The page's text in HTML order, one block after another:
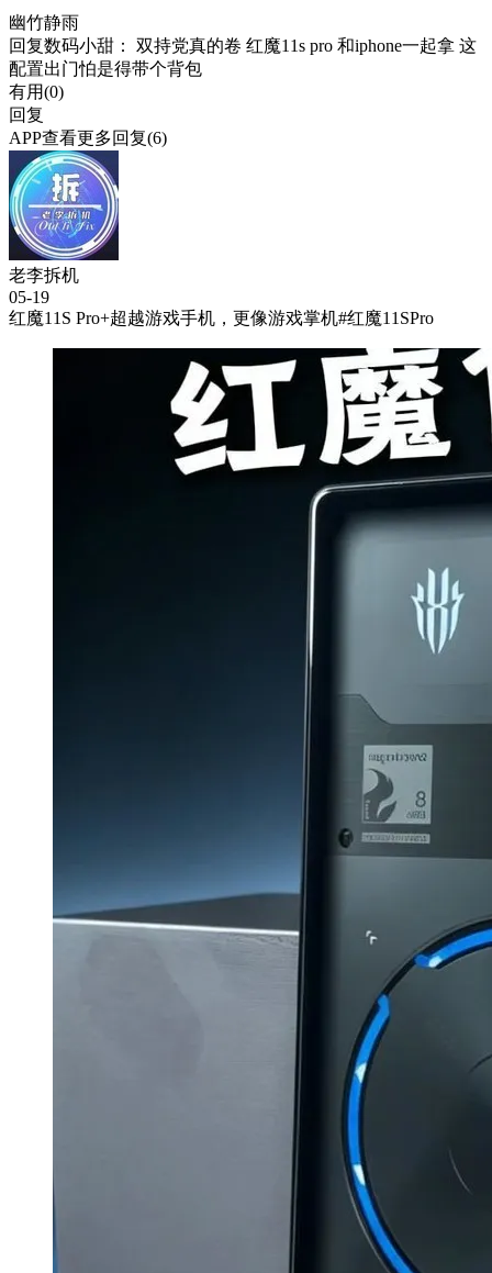
幽竹静雨
回复数码小甜 ： 双持党真的卷 红魔11s pro 和iphone一起拿 这
配置出门怕是得带个背包
有用(0)
回复
APP查看更多回复(6)
老李拆机
05-19
红魔11S Pro+超越游戏手机，更像游戏掌机#红魔11SPro